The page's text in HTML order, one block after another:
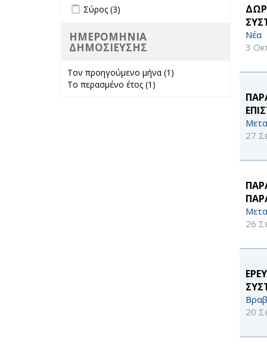
Νέα
3
27
26
20
Apply Σύρος filter
Σύρος (3)
ΗΜΕΡΟΜΗΝΙΑ
ΔΗΜΟΣΙΕΥΣΗΣ
Τον προηγούμενο μήνα (1)
Το περασμένο έτος (1)